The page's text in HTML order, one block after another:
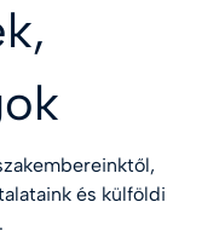
és külföldi